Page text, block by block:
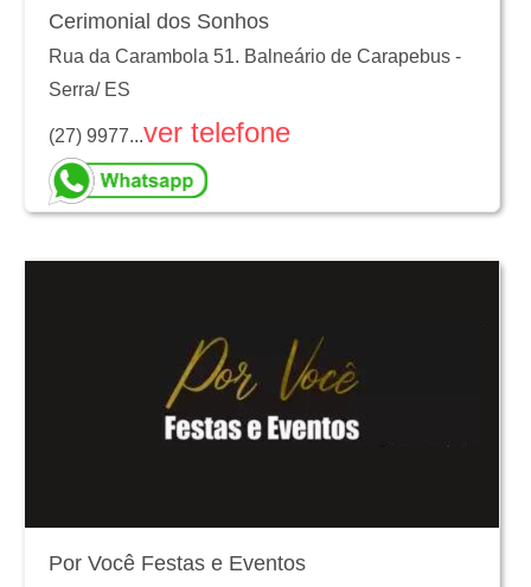
Cerimonial dos Sonhos
Rua da Carambola 51. Balneário de Carapebus -
Serra/ ES
(27) 9977...ver telefone
Por Você Festas e Eventos